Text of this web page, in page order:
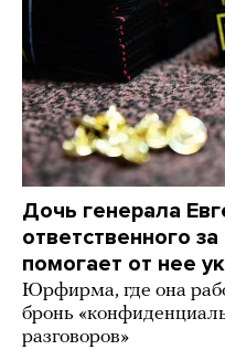
Дочь генерала
ответственного
помогает от нее
Юрфирма, где она
бронь
разговоров»